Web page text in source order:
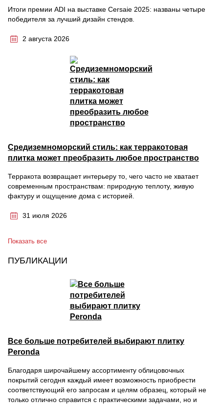
Итоги премии ADI на выставке Cersaie 2025: названы четыре
победителя за лучший дизайн стендов.
2 августа 2026
Средиземноморский стиль: как терракотовая
плитка может преобразить любое пространство
Терракота возвращает интерьеру то, чего часто не хватает
современным пространствам: природную теплоту, живую
фактуру и ощущение дома с историей.
31 июля 2026
Показать все
ПУБЛИКАЦИИ
Все больше потребителей выбирают плитку
Peronda
Благодаря широчайшему ассортименту облицовочных
покрытий сегодня каждый имеет возможность приобрести
соответствующий его запросам и целям образец, который не
только отлично справится с практическими задачами, но и